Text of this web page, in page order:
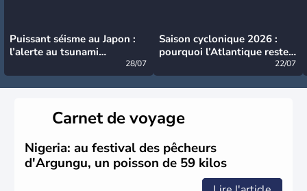
Puissant séisme au Japon :
l’alerte au tsunami
28/07
Saison cyclonique 2026 :
pourquoi l’Atlantique reste
22/07
Carnet de voyage
Nigeria: au festival des pêcheurs
d'Argungu, un poisson de 59 kilos